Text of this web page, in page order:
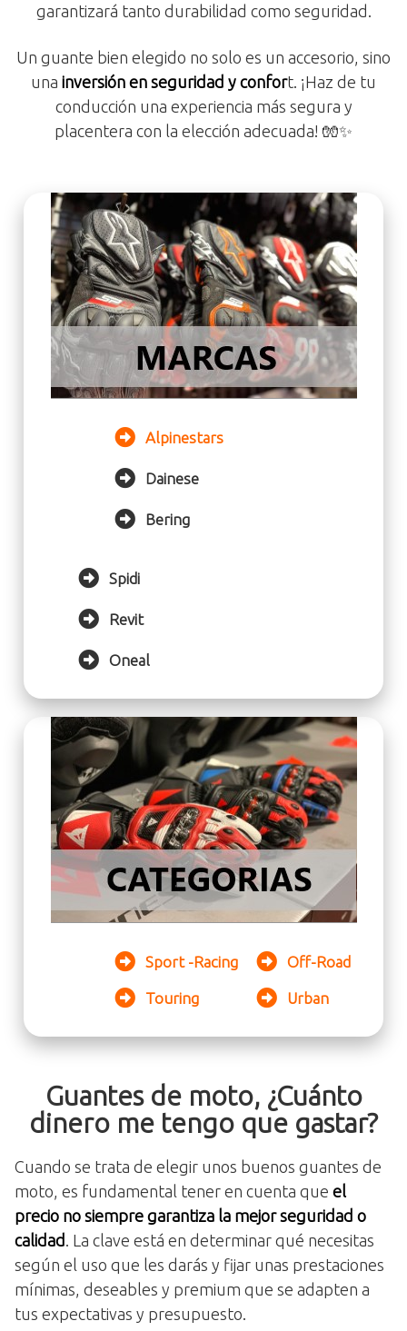
garantizará tanto durabilidad como seguridad.
Un guante bien elegido no solo es un accesorio, sino
una inversión en seguridad y confort. ¡Haz de tu
conducción una experiencia más segura y
placentera con la elección adecuada! 🧤✨
Alpinestars
Dainese
Bering
Spidi
Revit
Oneal
Sport -Racing
Touring
Off-Road
Urban
Guantes de moto, ¿Cuánto
dinero me tengo que gastar?
Cuando se trata de elegir unos buenos guantes de
moto, es fundamental tener en cuenta que el
precio no siempre garantiza la mejor seguridad o
calidad . La clave está en determinar qué necesitas
según el uso que les darás y fijar unas prestaciones
mínimas, deseables y premium que se adapten a
tus expectativas y presupuesto.